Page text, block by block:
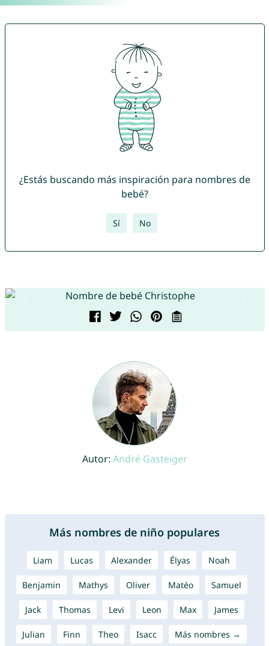
¿Estás buscando más inspiración para nombres de
bebé?
Sí No
Autor: André Gasteiger
Más nombres de niño populares
Liam Lucas Alexander Élyas Noah
Benjamin Mathys Oliver Matéo Samuel
Jack Thomas Levi Leon Max James
Julian Finn Theo Isacc Más nombres →